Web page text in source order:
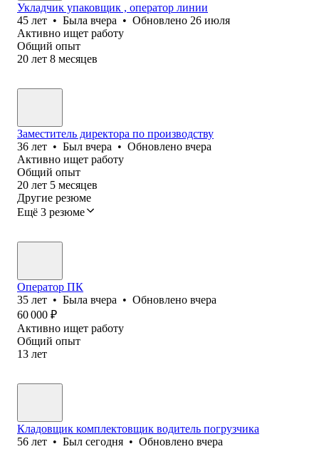
Укладчик упаковщик , оператор линии
45 лет • Была вчера • Обновлено 26 июля
Активно ищет работу
Общий опыт
20 лет 8 месяцев
Заместитель директора по производству
36 лет • Был вчера • Обновлено вчера
Активно ищет работу
Общий опыт
20 лет 5 месяцев
Другие резюме
Ещё 3 резюме
Оператор ПК
35 лет • Была вчера • Обновлено вчера
60 000 ₽
Активно ищет работу
Общий опыт
13 лет
Кладовщик комплектовщик водитель погрузчика
56 лет • Был сегодня • Обновлено вчера